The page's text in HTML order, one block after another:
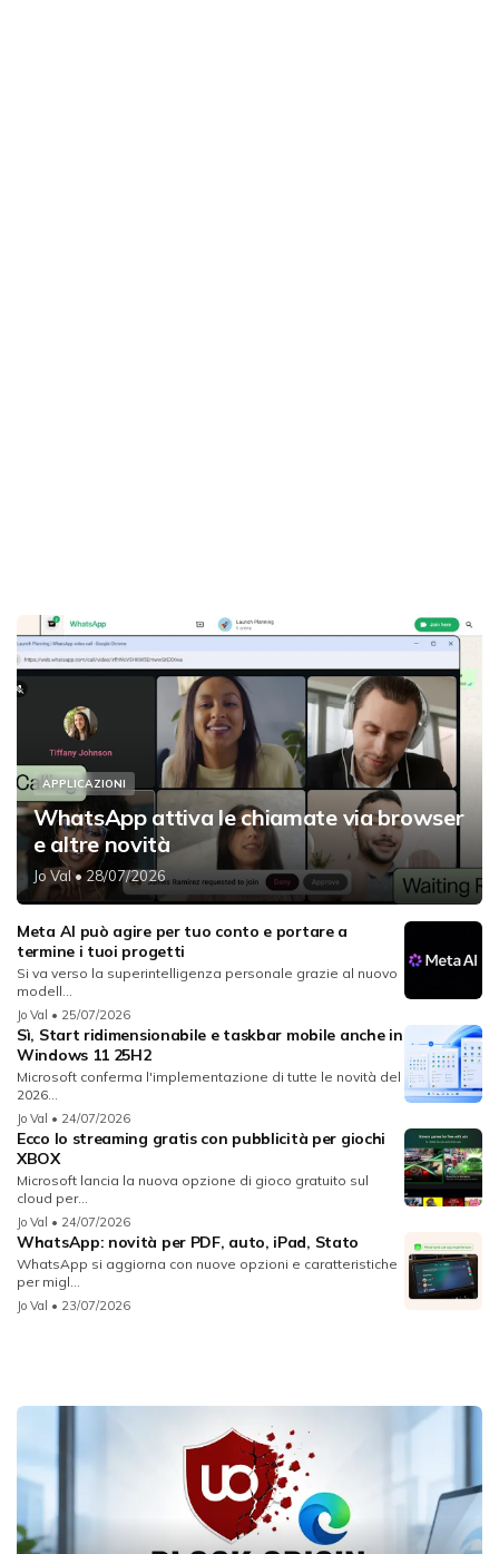
APPLICAZIONI
WhatsApp attiva le chiamate via browser
e altre novità
Jo Val• 28/07/2026
Meta AI può agire per tuo conto e portare a
termine i tuoi progetti
Si va verso la superintelligenza personale grazie al nuovo
modell...
Jo Val • 25/07/2026
Sì, Start ridimensionabile e taskbar mobile anche in
Windows 11 25H2
Microsoft conferma l'implementazione di tutte le novità del
2026...
Jo Val • 24/07/2026
Ecco lo streaming gratis con pubblicità per giochi
XBOX
Microsoft lancia la nuova opzione di gioco gratuito sul
cloud per...
Jo Val • 24/07/2026
WhatsApp: novità per PDF, auto, iPad, Stato
WhatsApp si aggiorna con nuove opzioni e caratteristiche
per migl...
Jo Val • 23/07/2026